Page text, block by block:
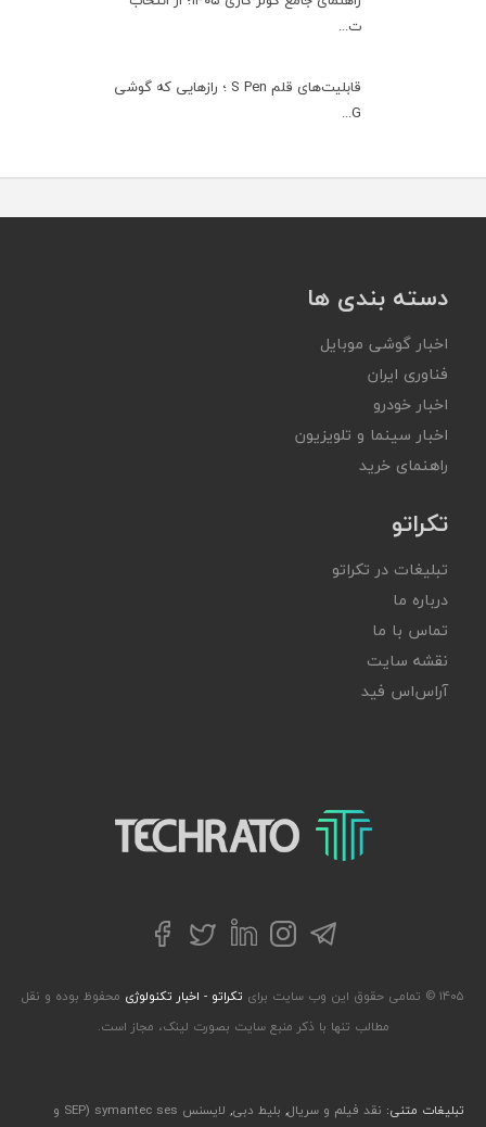
ت...
قابلیت‌های قلم S Pen ؛ رازهایی که گوشی
G...
دسته بندی ها
اخبار گوشی موبایل
فناوری ایران
اخبار خودرو
اخبار سینما و تلویزیون
راهنمای خرید
تکراتو
تبلیغات در تکراتو
درباره ما
تماس با ما
نقشه سایت
آر‌اس‌اس فید
تکراتو – زندگی با تکنولوژی
تلگراماینستاگرام
لینکداینتوییترفیسبوک
۱۴۰۵ © تمامی حقوق این وب سایت برای تکراتو - اخبار تکنولوژی محفوظ بوده و نقل
مطالب تنها با ذکر منبع سایت بصورت لینک، مجاز است.
تبلیغات متنی: نقد فیلم و سریال, بلیط دبی, لایسنس symantec ses (SEP و